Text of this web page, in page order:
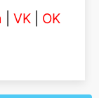
VK OK